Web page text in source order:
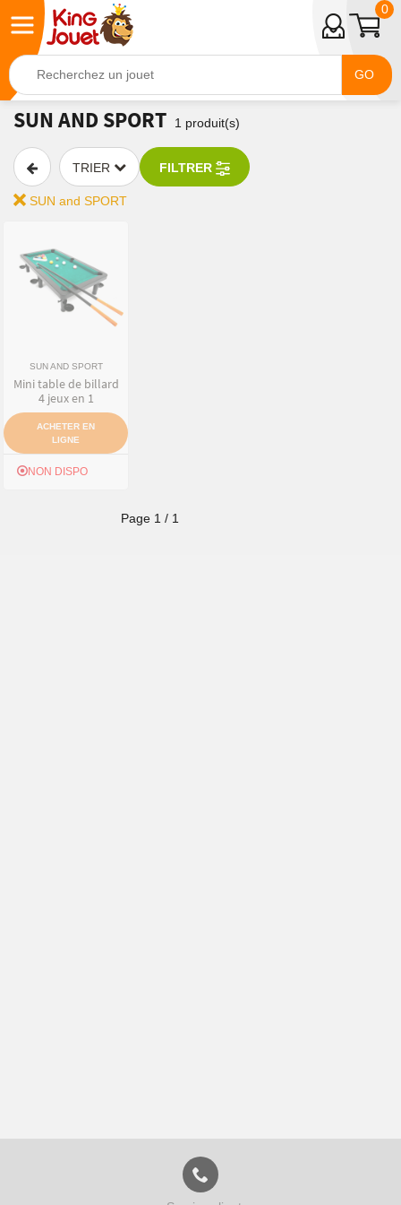
GO
0
SUN AND SPORT 1 produit(s)
TRIER FILTRER
SUN and SPORT
SUN AND SPORT
Mini table de billard
4 jeux en 1
ACHETER EN
LIGNE
NON DISPO
Page 1 / 1